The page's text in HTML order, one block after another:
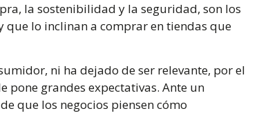
la sostenibilidad y la seguridad, son los
lo inclinan a comprar en tiendas que
ni ha dejado de ser relevante, por el
pone grandes expectativas. Ante un
que los negocios piensen cómo